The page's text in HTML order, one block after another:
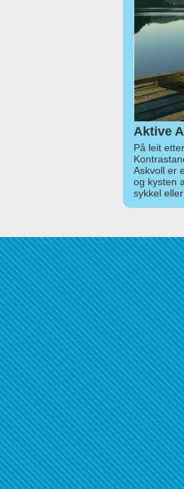
Aktive
På leit
Askvoll er
og kysten
sykkel